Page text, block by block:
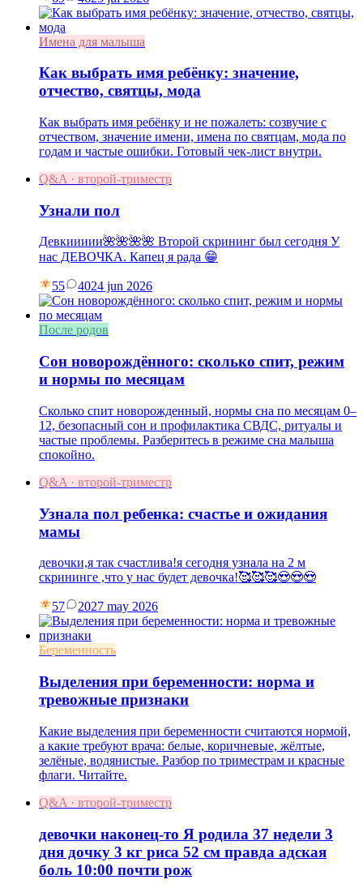
Имена для малыша
Как выбрать имя ребёнку: значение,
отчество, святцы, мода
Как выбрать имя ребёнку и не пожалеть: созвучие с
отчеством, значение имени, имена по святцам, мода по
годам и частые ошибки. Готовый чек-лист внутри.
Q&A · второй-триместр
Узнали пол
Девкиииии🌺🌺🌺🌺 Второй скрининг был сегодня У
нас ДЕВОЧКА. Капец я рада 😁
55 4024 jun 2026
После родов
Сон новорождённого: сколько спит, режим
и нормы по месяцам
Сколько спит новорожденный, нормы сна по месяцам 0–
12, безопасный сон и профилактика СВДС, ритуалы и
частые проблемы. Разберитесь в режиме сна малыша
спокойно.
Q&A · второй-триместр
Узнала пол ребенка: счастье и ожидания
мамы
девочки,я так счастлива!я сегодня узнала на 2 м
скрининге ,что у нас будет девочка!🥰🥰🥰😍😍😍
57 2027 may 2026
Беременность
Выделения при беременности: норма и
тревожные признаки
Какие выделения при беременности считаются нормой,
а какие требуют врача: белые, коричневые, жёлтые,
зелёные, водянистые. Разбор по триместрам и красные
флаги. Читайте.
Q&A · второй-триместр
девочки наконец-то Я родила 37 недели 3
дня дочку 3 кг риса 52 см правда адская
боль 10:00 почти рож